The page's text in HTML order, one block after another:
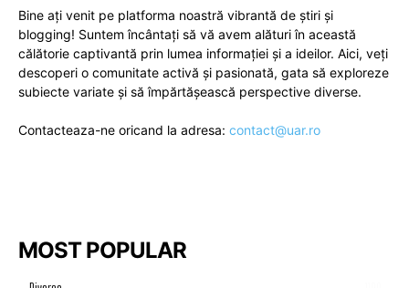
Bine ați venit pe platforma noastră vibrantă de știri și
blogging! Suntem încântați să vă avem alături în această
călătorie captivantă prin lumea informației și a ideilor. Aici, veți
descoperi o comunitate activă și pasionată, gata să exploreze
subiecte variate și să împărtășească perspective diverse.
Contacteaza-ne oricand la adresa: contact@uar.ro
MOST POPULAR